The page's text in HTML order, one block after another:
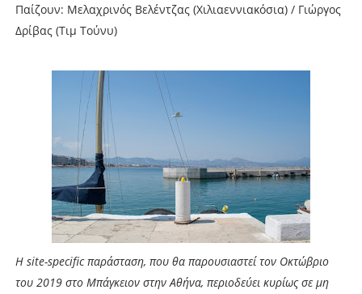
Παίζουν: Μελαχρινός Βελέντζας (Χιλιαεννιακόσια) / Γιώργος
Δρίβας (Τιμ Τούνυ)
Η site-specific παράσταση, που θα παρουσιαστεί τον Οκτώβριο
του 2019 στο Μπάγκειον στην Αθήνα, περιοδεύει κυρίως σε μη